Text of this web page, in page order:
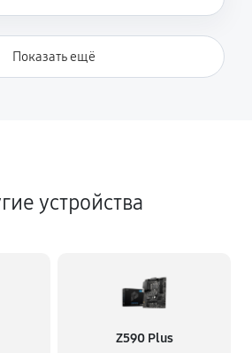
Показать ещё
устройства
Z590 Plus